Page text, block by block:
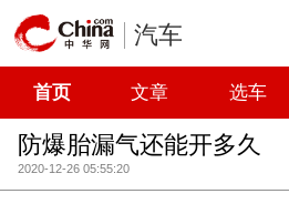
汽车
首页 文章 选车
防爆胎漏气还能开多久
2020-12-26 05:55:20